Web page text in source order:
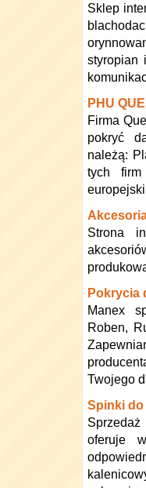
Sklep
styropian
PHU
Firma
pokryć
należą:
tych
Strona
Pokrycia
Manex
Roben,
Twojego
Spinki do
oferuje